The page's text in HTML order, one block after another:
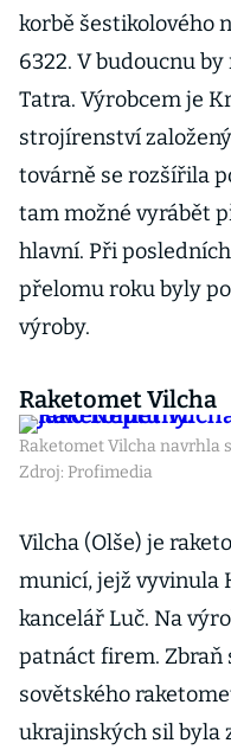
korbě šestikolového
6322. V budoucnu
Tatra. Výrobcem je
strojírenství založený
továrně se rozšířila
tam možné vyrábět
hlavní. Při
přelomu roku byly
výroby.
Raketomet Vilcha
Raketomet Vilcha navrhla
Zdroj: Profimedia
Vilcha (Olše) je
municí, jejž vyvinula
kancelář Luč. Na
patnáct firem. Zbraň
sovětského
ukrajinských sil byla